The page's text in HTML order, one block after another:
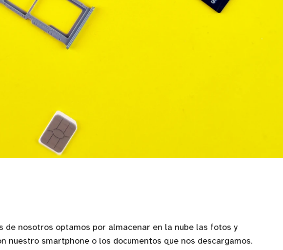
de nosotros optamos por almacenar en la nube las fotos y
nuestro smartphone o los documentos que nos descargamos.